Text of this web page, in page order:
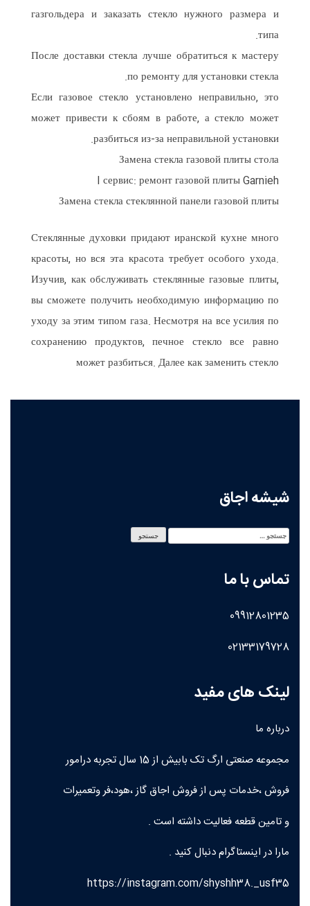
газгольдера и заказать стекло нужного размера и
типа.
После доставки стекла лучше обратиться к мастеру
по ремонту для установки стекла.
Если газовое стекло установлено неправильно, это
может привести к сбоям в работе, а стекло может
разбиться из-за неправильной установки.
Замена стекла газовой плиты стола
I сервис: ремонт газовой плиты Garnieh
Замена стекла стеклянной панели газовой плиты
Стеклянные духовки придают иранской кухне много
красоты, но вся эта красота требует особого ухода.
Изучив, как обслуживать стеклянные газовые плиты,
вы сможете получить необходимую информацию по
уходу за этим типом газа. Несмотря на все усилия по
сохранению продуктов, печное стекло все равно
может разбиться. Далее как заменить стекло
شیشه اجاق
تماس با ما
09912801235
02133179728
لینک های مفید
درباره ما
مجموعه صنعتی ارگ تک بابیش از 15 سال تجربه درامور
فروش ،خدمات پس از فروش اجاق گاز ،هود،فر وتعمیرات
و تامین قطعه فعالیت داشته است .
مارا در اینستاگرام دنبال کنید .
https://instagram.com/shyshh38._usf35